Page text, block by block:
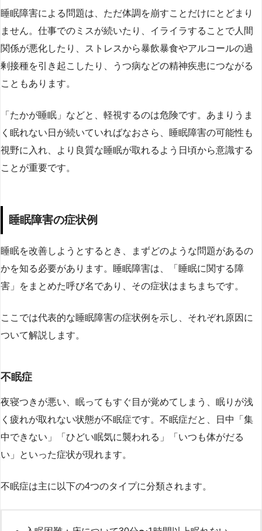
睡眠障害による問題は、ただ体調を崩すことだけにとどまり
ません。仕事でのミスが続いたり、イライラすることで人間
関係が悪化したり、ストレスから暴飲暴食やアルコールの過
剰接種を引き起こしたり、うつ病などの精神疾患につながる
こともあります。
「たかが睡眠」などと、軽視するのは危険です。あまりうま
く眠れない日が続いていればなおさら、睡眠障害の可能性も
視野に入れ、より良質な睡眠が取れるよう日頃から意識する
ことが重要です。
睡眠障害の症状例
睡眠を改善しようとするとき、まずどのような問題があるの
かを知る必要があります。睡眠障害は、「睡眠に関する障
害」をまとめた呼び名であり、その症状はまちまちです。
ここでは代表的な睡眠障害の症状例を示し、それぞれ原因に
ついて解説します。
不眠症
夜寝つきが悪い、眠ってもすぐ目が覚めてしまう、眠りが浅
く疲れが取れない状態が不眠症です。不眠症だと、日中「集
中できない」「ひどい眠気に襲われる」「いつも体がだる
い」といった症状が現れます。
不眠症は主に以下の4つのタイプに分類されます。